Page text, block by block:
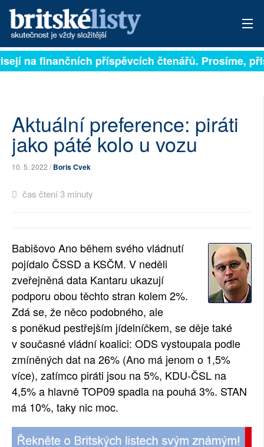
PŘIHLÁSIT
ARCHIV
ROZHOVORY
TÉMATA
NEJČTENĚJŠÍ ZA 7 DNÍ
PŘÍSPĚVKY NA PROVOZ
SOCIÁLNÍ SÍTĚ
RUBRIKY
PLNÁ VERZE STRÁNEK
na finančních příspěvcích čtenářů. Prosíme,
Aktuální preference: piráti
jako páté kolo u vozu
10. 5. 2022 /Boris Cvek
čas čtení 3 minuty
Babišovo Ano během svého vládnutí
pojídalo ČSSD a KSČM. V neděli
zveřejněná data Kantaru ukazují
podporu obou těchto stran kolem 2%.
Zdá se, že něco podobného, ale
s poněkud pestřejším jídelníčkem, se děje také
v současné vládní koalici: ODS vystoupala podle
zmíněných dat na 26% (Ano má jenom o 1,5%
více), zatímco piráti jsou na 5%, KDU-ČSL na
4,5% a hlavně TOP09 spadla na pouhá 3%. STAN
má 10%, taky nic moc.